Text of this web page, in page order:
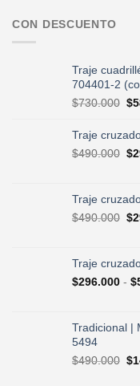
CON DESCUENTO
Traje
704401-2
$730.000 El
$
Traje
$490.000 El
$
Traje
$490.000 El
$
Traje
$296.000 - $
Tradicional |
5494
$490.000 El
$